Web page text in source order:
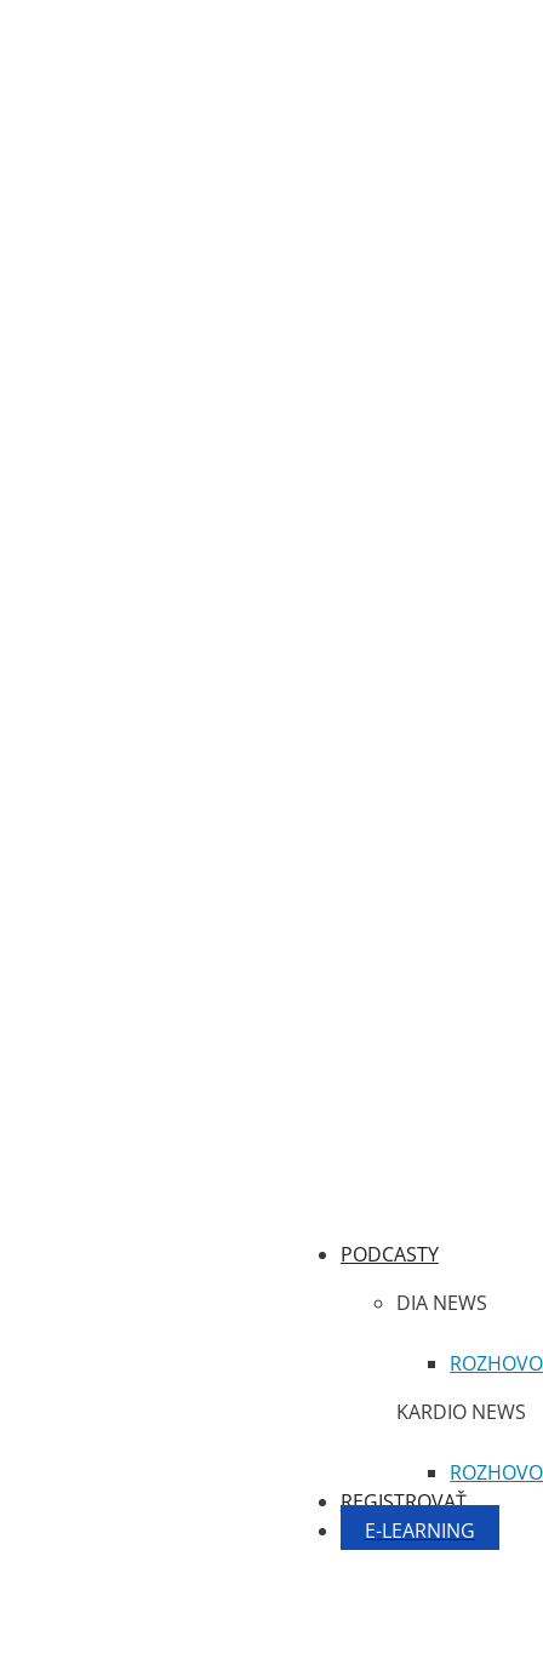
PODCASTY
DIA NEWS
KARDIO NEWS
REGISTROVAŤ
E-LEARNING